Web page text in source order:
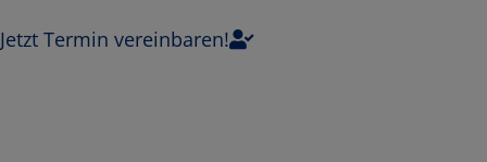
Jetzt Termin vereinbaren!